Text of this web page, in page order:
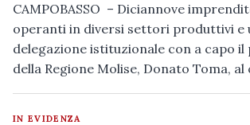
CAMPOBASSO – Diciannove
operanti in diversi settori produttivi e
delegazione istituzionale con a capo
della Regione Molise, Donato Toma, al
IN EVIDENZA